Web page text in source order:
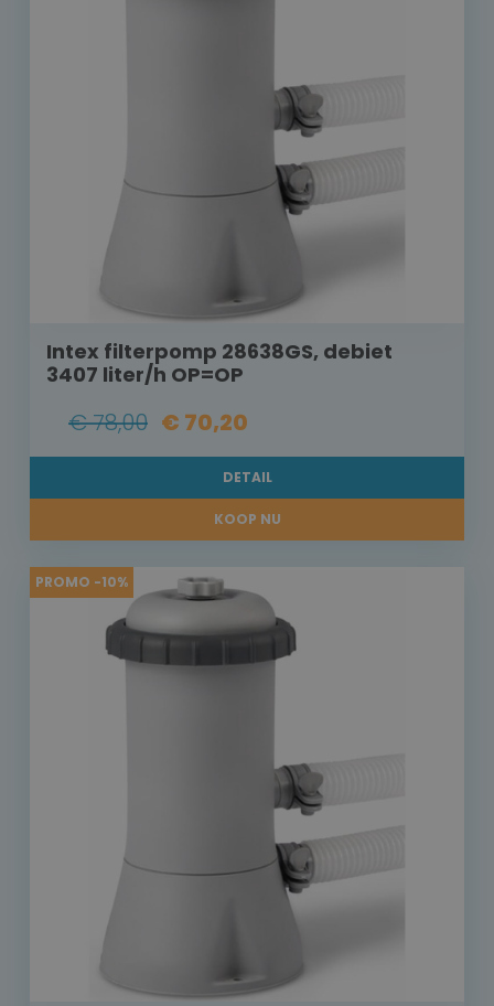
Intex filterpomp 28638GS, debiet
3407 liter/h OP=OP
€ 78,00 € 70,20
DETAIL
KOOP NU
PROMO -10%